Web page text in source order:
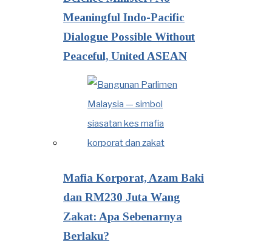
Meaningful Indo-Pacific
Dialogue Possible Without
Peaceful, United ASEAN
Mafia Korporat, Azam Baki
dan RM230 Juta Wang
Zakat: Apa Sebenarnya
Berlaku?